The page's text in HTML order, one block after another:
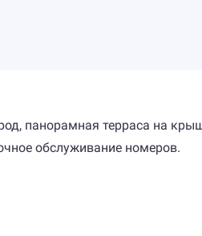
панорамная терраса на
обслуживание номеров.